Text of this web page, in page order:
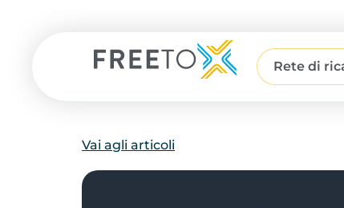
Rete di
Vai agli articoli